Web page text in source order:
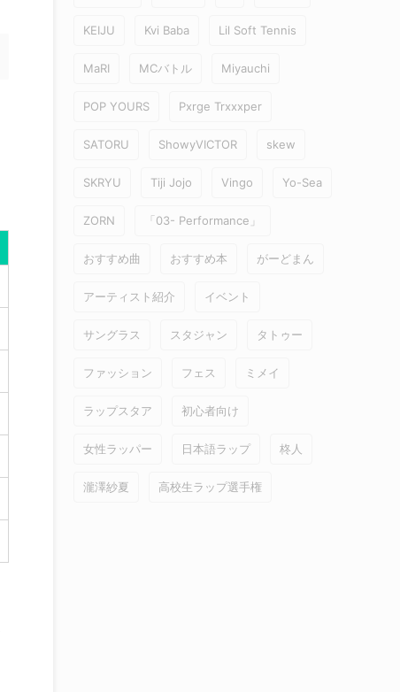
KEIJU Kvi Baba Lil Soft Tennis
MaRI MCバトル Miyauchi
POP YOURS Pxrge Trxxxper
SATORU ShowyVICTOR skew
SKRYU Tiji Jojo Vingo Yo-Sea
ZORN 「03- Performance」
おすすめ曲 おすすめ本 がーどまん
アーティスト紹介 イベント
サングラス スタジャン タトゥー
ファッション フェス ミメイ
ラップスタア 初心者向け
女性ラッパー 日本語ラップ 柊人
瀧澤紗夏 高校生ラップ選手権